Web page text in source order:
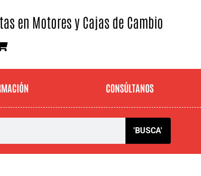
en Motores y Cajas de Cambio
CONSÚLTANOS
'BUSCA'